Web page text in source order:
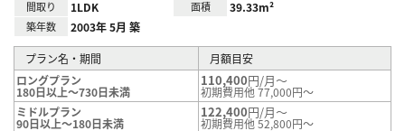
間取り 1LDK 面積 39.33m²
築年数 2003年 5月 築
プラン名・期間
月額目安
ロングプラン
180日以上～730日未満
110,400円/月～
初期費用他 77,000円～
ミドルプラン
90日以上～180日未満
122,400円/月～
初期費用他 52,800円～